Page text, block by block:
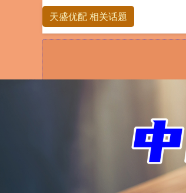
天盛优配 相关话题